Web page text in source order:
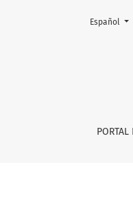
PORTAL
Cambiar el
Español